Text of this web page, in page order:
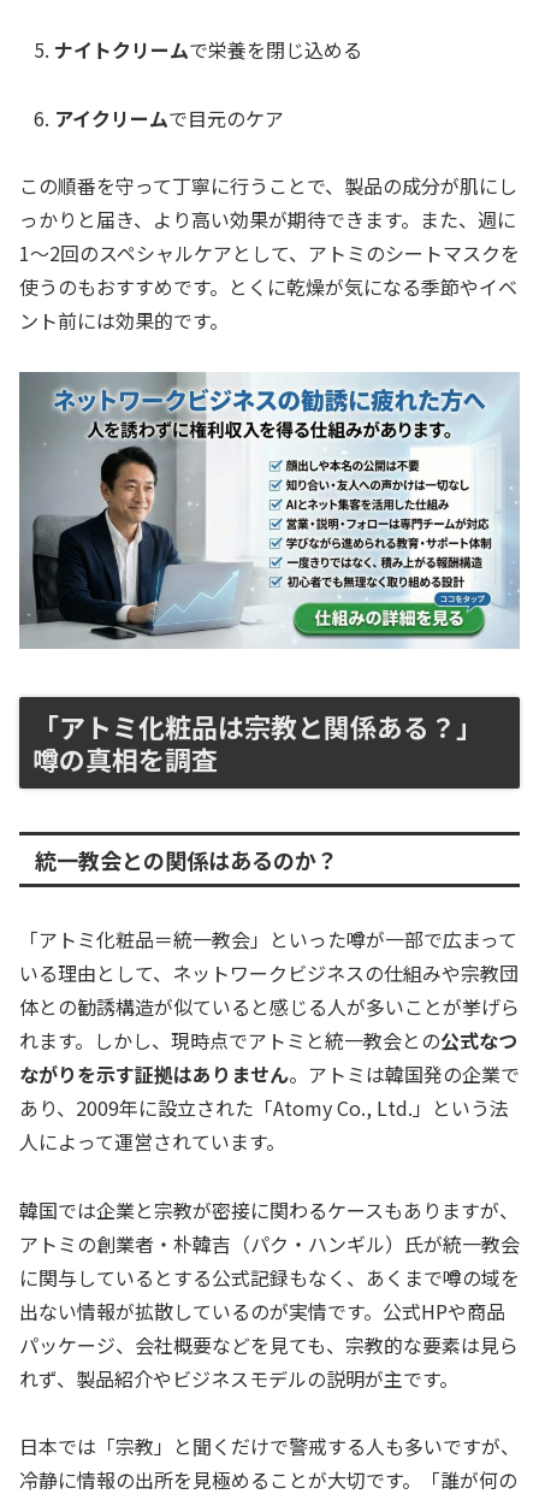
ナイトクリームで栄養を閉じ込める
アイクリームで目元のケア
この順番を守って丁寧に行うことで、製品の成分が肌にし
っかりと届き、より高い効果が期待できます。また、週に
1〜2回のスペシャルケアとして、アトミのシートマスクを
使うのもおすすめです。とくに乾燥が気になる季節やイベ
ント前には効果的です。
「アトミ化粧品は宗教と関係ある？」
噂の真相を調査
統一教会との関係はあるのか？
「アトミ化粧品＝統一教会」といった噂が一部で広まって
いる理由として、ネットワークビジネスの仕組みや宗教団
体との勧誘構造が似ていると感じる人が多いことが挙げら
れます。しかし、現時点でアトミと統一教会との公式なつ
ながりを示す証拠はありません。アトミは韓国発の企業で
あり、2009年に設立された「Atomy Co., Ltd.」という法
人によって運営されています。
韓国では企業と宗教が密接に関わるケースもありますが、
アトミの創業者・朴韓吉（パク・ハンギル）氏が統一教会
に関与しているとする公式記録もなく、あくまで噂の域を
出ない情報が拡散しているのが実情です。公式HPや商品
パッケージ、会社概要などを見ても、宗教的な要素は見ら
れず、製品紹介やビジネスモデルの説明が主です。
日本では「宗教」と聞くだけで警戒する人も多いですが、
冷静に情報の出所を見極めることが大切です。「誰が何の